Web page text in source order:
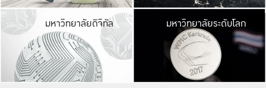
มหาวิทยาลัยดิจิทัล มหาวิ
เปลี่ยนแปลง แล
เพื่อทำง
ระบบสารสนเทศ
มหาวิทยาลัยระดับโลก